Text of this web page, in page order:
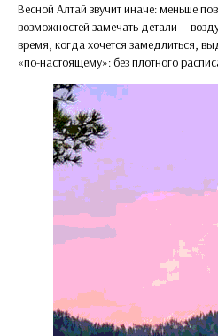
Весной Алтай звучит иначе: меньше
возможностей замечать детали —
время, когда хочется замедлиться,
«по-настоящему»: без плотного